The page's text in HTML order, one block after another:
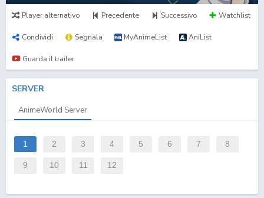
Player alternativo Precedente Successivo Watchlist
Condividi Segnala MyAnimeList AniList
Guarda il trailer
SERVER
AnimeWorld Server
1 2 3 4 5 6 7 8
9 10 11 12